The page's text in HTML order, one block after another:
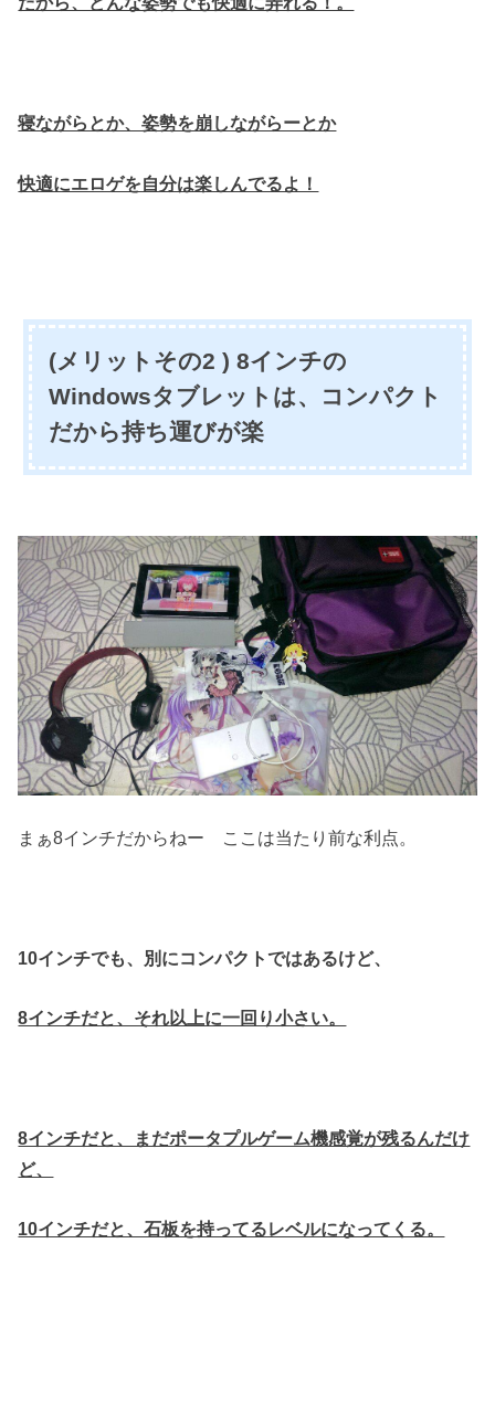
寝ながらとか、姿勢を崩しながらーとか
快適にエロゲを自分は楽しんでるよ！
(メリットその2 ) 8インチの
Windowsタブレットは、コンパクト
だから持ち運びが楽
まぁ8インチだからねー ここは当たり前な利点。
10インチでも、別にコンパクトではあるけど、
8インチだと、それ以上に一回り小さい。
8インチだと、まだポータプルゲーム機感覚が残るんだけ
ど、
10インチだと、石板を持ってるレベルになってくる。